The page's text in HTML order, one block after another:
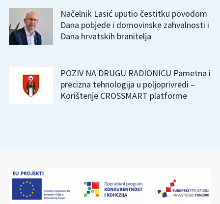
Načelnik Lasić uputio čestitku povodom
Dana pobjede i domovinske zahvalnosti i
Dana hrvatskih branitelja
POZIV NA DRUGU RADIONICU Pametna i
precizna tehnologija u poljoprivredi –
Korištenje CROSSMART platforme